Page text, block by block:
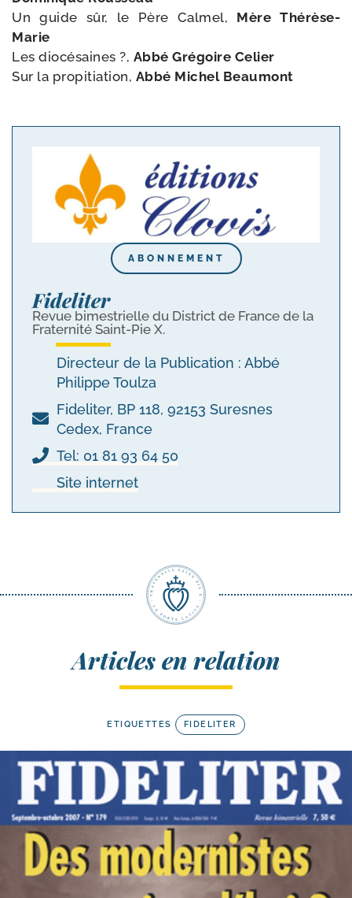
Un guide sûr, le Père Calmel, Mère Thérèse-​
Marie
Les dio­cé­saines ?, Abbé Grégoire Celier
Sur la pro­pi­tia­tion, Abbé Michel Beaumont
ABONNEMENT
Fideliter
Revue bimestrielle du District de France de la
Fraternité Saint-Pie X.
Directeur de la Publication : Abbé
Philippe Toulza
Fideliter, BP 118, 92153 Suresnes
Cedex, France
Tel: 01 81 93 64 50
Site internet
Articles en relation
ETIQUETTES FIDELITER